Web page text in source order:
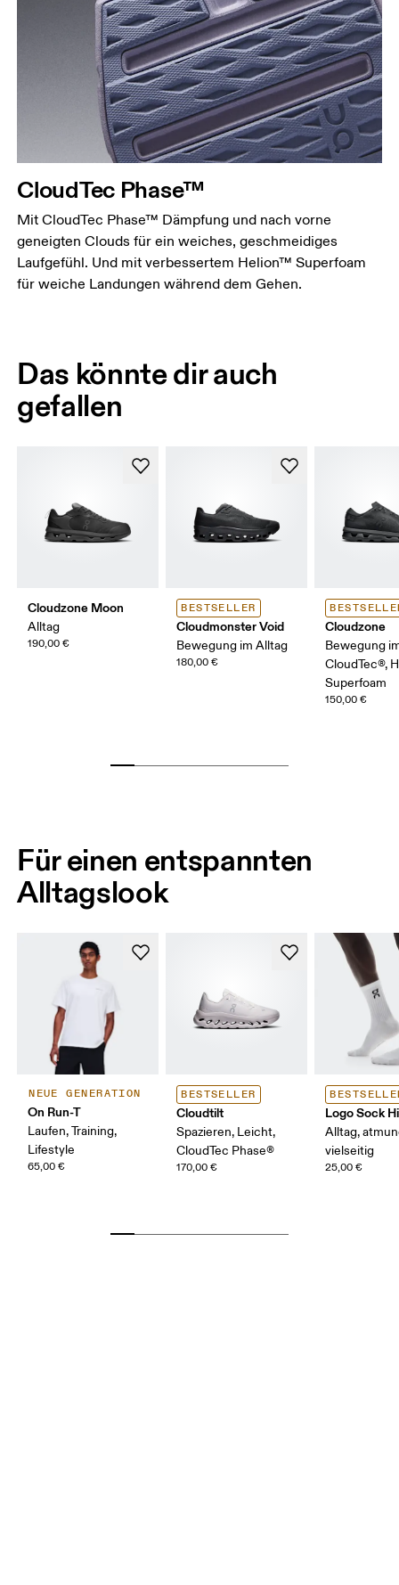
CloudTec Phase™
Mit CloudTec Phase™ Dämpfung und nach vorne
geneigten Clouds für ein weiches, geschmeidiges
Laufgefühl. Und mit verbessertem Helion™ Superfoam
für weiche Landungen während dem Gehen.
Das könnte dir auch
gefallen
Cloudzone Moon
Alltag
190,00 €
BESTSELLER
Cloudmonster Void
Bewegung im Alltag
180,00 €
Cloudzone
Bewegung
CloudTec®,
Superfoam
150,00 €
Für einen entspannten
Alltagslook
NEUE GENERATION
On Run-T
Laufen, Training,
Lifestyle
65,00 €
BESTSELLER
Cloudtilt
Spazieren, Leicht,
CloudTec Phase®
170,00 €
Logo Sock
Alltag,
vielseitig
25,00 €